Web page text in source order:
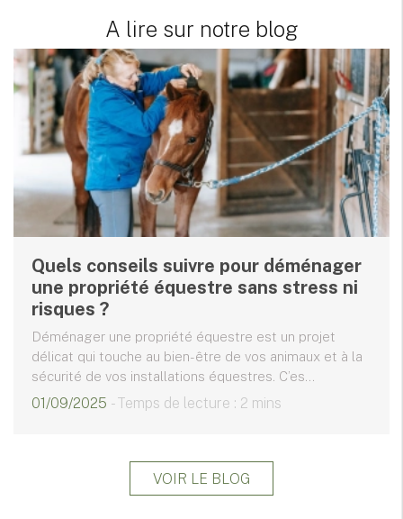
A lire sur notre blog
Quels conseils suivre pour déménager
une propriété équestre sans stress ni
risques ?
Déménager une propriété équestre est un projet
délicat qui touche au bien-être de vos animaux et à la
sécurité de vos installations équestres. C’es...
01/09/2025 - Temps de lecture : 2 mins
VOIR LE BLOG